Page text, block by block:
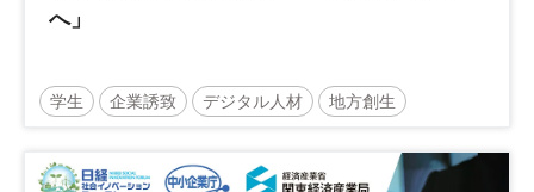
へ」
学生 企業誘致 デジタル人材 地方創生